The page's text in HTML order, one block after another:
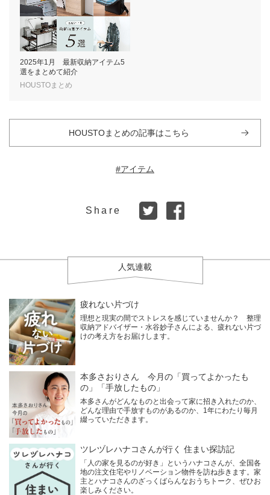
2025年1月 最新収納アイテム5
選をまとめて紹介
HOUSTOまとめ
HOUSTOまとめの記事はこちら
#アイテム
Share
人気連載
疲れない片づけ
理想と現実の間でストレスを感じていませんか？ 整理
収納アドバイザー・水谷妙子さんによる、疲れない片づ
けの考え方をお届けします。
本多さおりさん 今月の「買ってよかったも
の」「手放したもの」
本多さんがどんなものと出会って家に招き入れたのか、
どんな理由で手放すものがあるのか、1年にわたり毎月
綴っていただきます。
ツレヅレハナコさんが行く 住まい探訪記
「人の家を見るのが好き」というハナコさんが、全国各
地の注文住宅やリノベーション物件を訪ね歩きます。家
主とハナコさんのざっくばらんなおうちトーク、ぜひお
楽しみください。